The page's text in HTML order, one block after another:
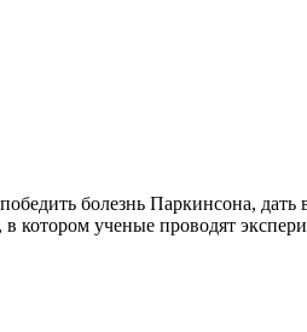
болезнь Паркинсона,
котором ученые проводят